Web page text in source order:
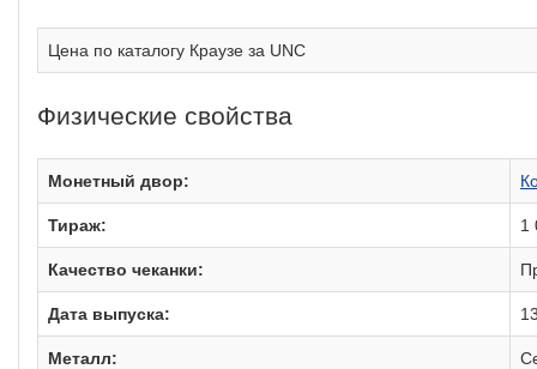
Цена по каталогу Краузе за UNC
Физические свойства
Монетный двор:
Тираж: 1
Качество чеканки:
Дата выпуска:
Металл: